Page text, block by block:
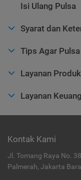
Isi Ulang Pulsa
Syarat dan
Tips Agar
Layanan
Layanan
Kontak Kami
Jl. Tomang Raya No.
Palmerah, Jakarta